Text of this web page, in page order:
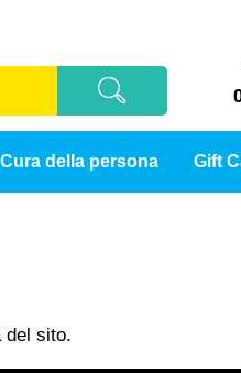
Cura della persona Gift
del sito.